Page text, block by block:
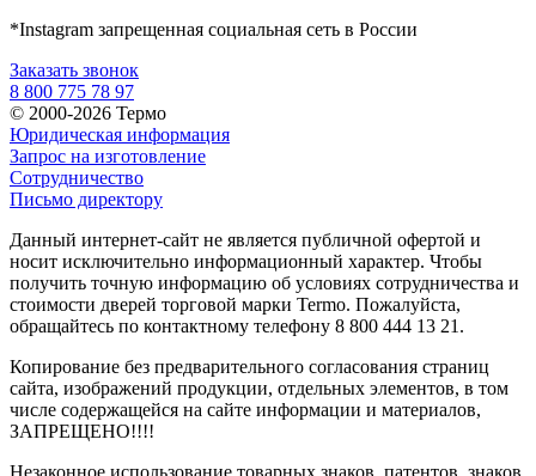
*Instagram запрещенная социальная сеть в России
Заказать звонок
8 800 775 78 97
© 2000-2026 Термо
Юридическая информация
Запрос на изготовление
Сотрудничество
Письмо директору
Данный интернет-сайт не является публичной офертой и
носит исключительно информационный характер. Чтобы
получить точную информацию об условиях сотрудничества и
стоимости дверей торговой марки Termo. Пожалуйста,
обращайтесь по контактному телефону 8 800 444 13 21.
Копирование без предварительного согласования страниц
сайта, изображений продукции, отдельных элементов, в том
числе содержащейся на сайте информации и материалов,
ЗАПРЕЩЕНО!!!!
Незаконное использование товарных знаков, патентов, знаков